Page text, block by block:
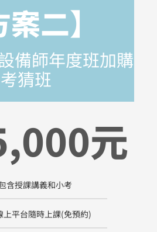
案二】
備師年度班加購
考猜班
元
含授課講義和小考
上平台隨時上課(免預約)